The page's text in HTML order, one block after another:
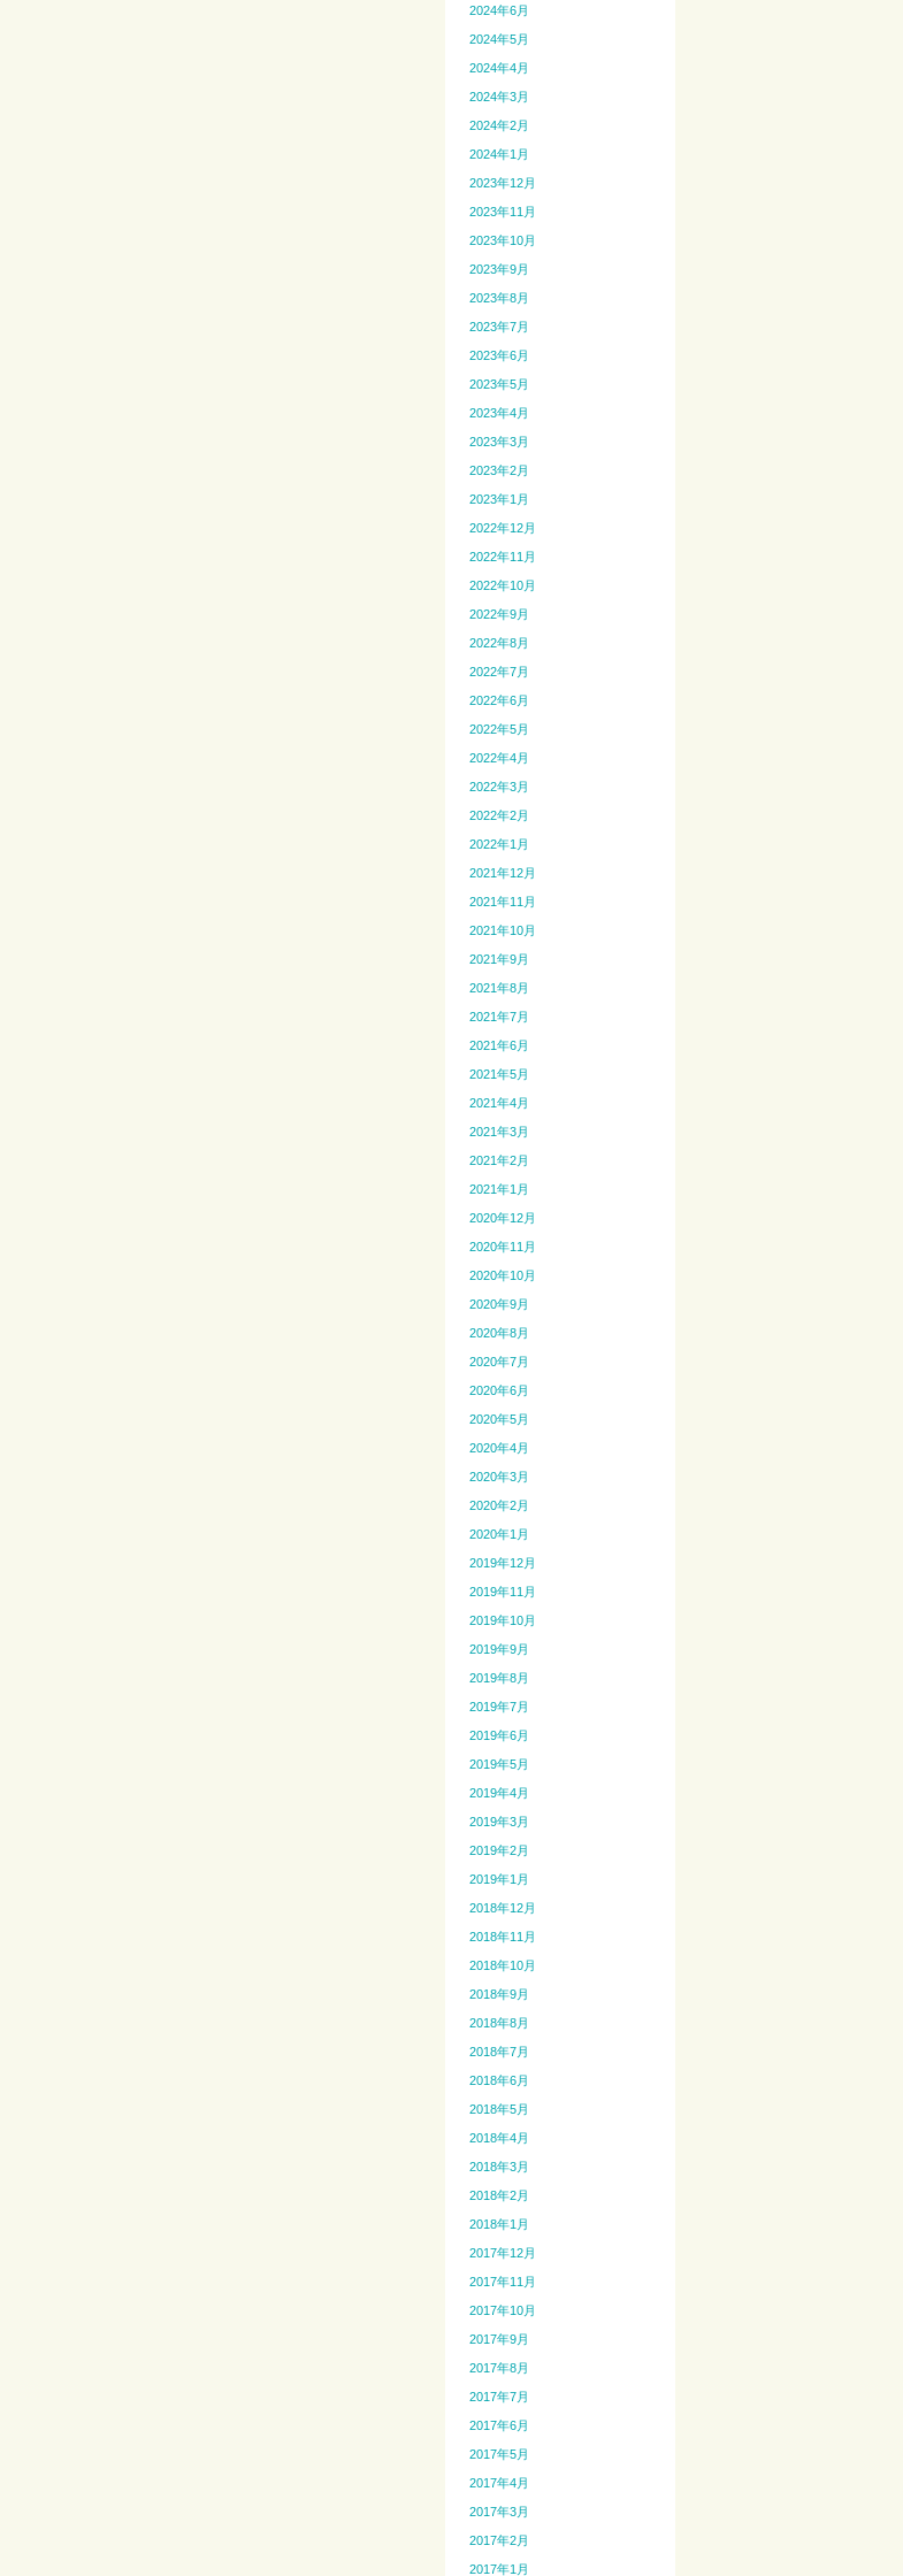
2024年6月
2024年5月
2024年4月
2024年3月
2024年2月
2024年1月
2023年12月
2023年11月
2023年10月
2023年9月
2023年8月
2023年7月
2023年6月
2023年5月
2023年4月
2023年3月
2023年2月
2023年1月
2022年12月
2022年11月
2022年10月
2022年9月
2022年8月
2022年7月
2022年6月
2022年5月
2022年4月
2022年3月
2022年2月
2022年1月
2021年12月
2021年11月
2021年10月
2021年9月
2021年8月
2021年7月
2021年6月
2021年5月
2021年4月
2021年3月
2021年2月
2021年1月
2020年12月
2020年11月
2020年10月
2020年9月
2020年8月
2020年7月
2020年6月
2020年5月
2020年4月
2020年3月
2020年2月
2020年1月
2019年12月
2019年11月
2019年10月
2019年9月
2019年8月
2019年7月
2019年6月
2019年5月
2019年4月
2019年3月
2019年2月
2019年1月
2018年12月
2018年11月
2018年10月
2018年9月
2018年8月
2018年7月
2018年6月
2018年5月
2018年4月
2018年3月
2018年2月
2018年1月
2017年12月
2017年11月
2017年10月
2017年9月
2017年8月
2017年7月
2017年6月
2017年5月
2017年4月
2017年3月
2017年2月
2017年1月